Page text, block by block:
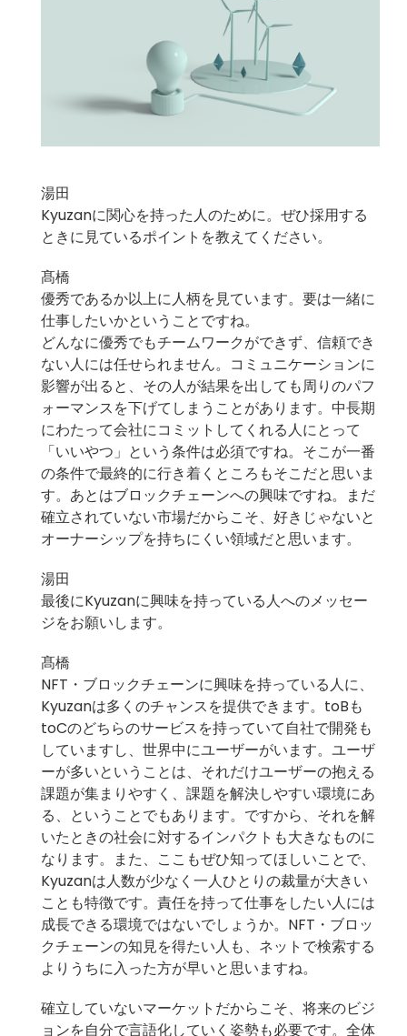
湯田
Kyuzanに関心を持った人のために。ぜひ採用する
ときに見ているポイントを教えてください。
髙橋
優秀であるか以上に人柄を見ています。要は一緒に
仕事したいかということですね。
どんなに優秀でもチームワークができず、信頼でき
ない人には任せられません。コミュニケーションに
影響が出ると、その人が結果を出しても周りのパフ
ォーマンスを下げてしまうことがあります。中長期
にわたって会社にコミットしてくれる人にとって
「いいやつ」という条件は必須ですね。そこが一番
の条件で最終的に行き着くところもそこだと思いま
す。あとはブロックチェーンへの興味ですね。まだ
確立されていない市場だからこそ、好きじゃないと
オーナーシップを持ちにくい領域だと思います。
湯田
最後にKyuzanに興味を持っている人へのメッセー
ジをお願いします。
髙橋
NFT・ブロックチェーンに興味を持っている人に、
Kyuzanは多くのチャンスを提供できます。toBも
toCのどちらのサービスを持っていて自社で開発も
していますし、世界中にユーザーがいます。ユーザ
ーが多いということは、それだけユーザーの抱える
課題が集まりやすく、課題を解決しやすい環境にあ
る、ということでもあります。ですから、それを解
いたときの社会に対するインパクトも大きなものに
なります。また、ここもぜひ知ってほしいことで、
Kyuzanは人数が少なく一人ひとりの裁量が大きい
ことも特徴です。責任を持って仕事をしたい人には
成長できる環境ではないでしょうか。NFT・ブロッ
クチェーンの知見を得たい人も、ネットで検索する
よりうちに入った方が早いと思いますね。
確立していないマーケットだからこそ、将来のビジ
ョンを自分で言語化していく姿勢も必要です。全体